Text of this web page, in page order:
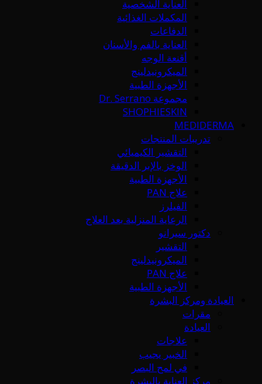
العناية الشخصية
المكملات الغذائية
الدفاعات
العناية بالفم والأسنان
أقنعة الوجه
الميكرونيدلينج
الأجهزة الطبية
مجموعة Dr. Serrano
SHOPHIESKIN
MEDIDERMA
تدريبات المنتجات
التقشير الكيميائي
الوخز بالإبر الدقيقة
الأجهزة الطبية
علاج PAN
الفيلرز
الرعاية المنزلية بعد العلاج
دكتور سيرانو
التقشير
الميكرونيدلينج
علاج PAN
الأجهزة الطبية
العيادة ومركز البشرة
مقرات
العيادة
علاجات
الخبير يجيب
في لمح البصر
مركز العناية بالبشرة